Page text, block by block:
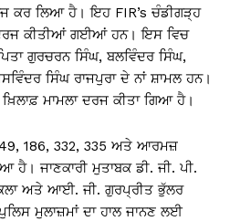
ਕਰ ਲਿਆ ਹੈ। ਇਹ FIR’s ਚੰਡੀਗੜ੍ਹ
ਕੀਤੀਆਂ ਗਈਆਂ ਹਨ। ਇਸ ਵਿਚ
ਗੁਰਚਰਨ ਸਿੰਘ, ਬਲਵਿੰਦਰ ਸਿੰਘ,
ਸਿੰਘ ਰਾਜਪੁਰਾ ਦੇ ਨਾਂ ਸ਼ਾਮਲ ਹਨ।
ਮਾਮਲਾ ਦਰਜ ਕੀਤਾ ਗਿਆ ਹੈ।
186, 332, 335 ਅਤੇ ਆਰਮਜ਼
ਜਾਣਕਾਰੀ ਮੁਤਾਬਕ ਡੀ. ਜੀ. ਪੀ.
ਅਤੇ ਆਈ. ਜੀ. ਗੁਰਪ੍ਰੀਤ ਭੁੱਲਰ
ਮੁਲਾਜ਼ਮਾਂ ਦਾ ਹਾਲ ਜਾਨਣ ਲਈ